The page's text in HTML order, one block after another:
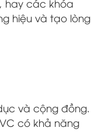
hay các khóa
hiệu và tạo lòng
và cộng đồng.
có khả năng